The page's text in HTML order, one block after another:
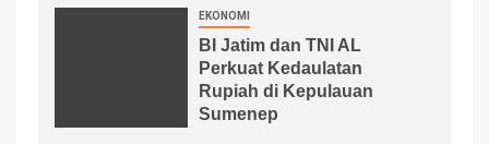
EKONOMI
BI Jatim dan TNI AL
Perkuat Kedaulatan
Rupiah di Kepulauan
Sumenep